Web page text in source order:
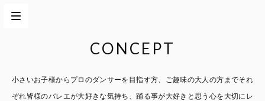
CONCEPT
小さいお子様からプロのダンサーを目指す方、 ご趣味の大人の方までそれ
ぞれ皆様のバレエが大好きな気持ち、踊る事が大好きと思う心を大切に レ